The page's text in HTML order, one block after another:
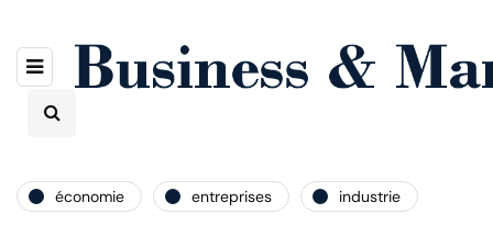
économie entreprises industrie